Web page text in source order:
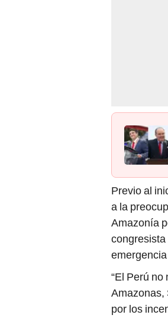
Previo al
a la
Amazonía
congresista
“El Perú
Amazonas,
por los